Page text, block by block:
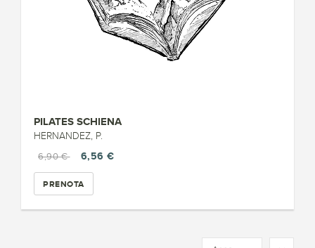
PILATES SCHIENA
HERNANDEZ, P.
6,90 €
6,56 €
PRENOTA